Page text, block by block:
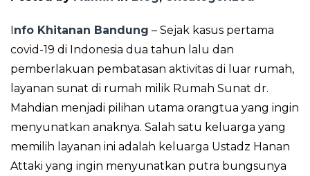
Info Khitanan Bandung – Sejak kasus pertama
covid-19 di Indonesia dua tahun lalu dan
pemberlakuan pembatasan aktivitas di luar rumah,
layanan sunat di rumah milik Rumah Sunat dr.
Mahdian menjadi pilihan utama orangtua yang ingin
menyunatkan anaknya. Salah satu keluarga yang
memilih layanan ini adalah keluarga Ustadz Hanan
Attaki yang ingin menyunatkan putra bungsunya